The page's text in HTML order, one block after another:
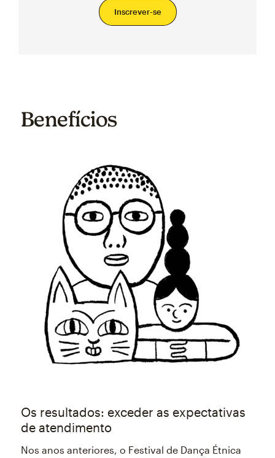
Inscrever-se
Benefícios
Os resultados: exceder as expectativas
de atendimento
Nos anos anteriores, o Festival de Dança Étnica